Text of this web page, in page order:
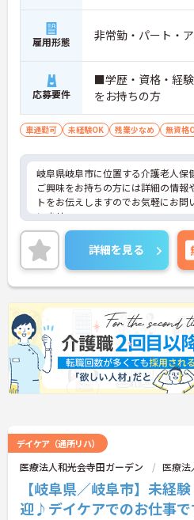
雇用形態 非常勤・パート・
応募要件
■学歴・資格・経
をお持ちの方
車通勤可 未経験OK 残業少なめ 無資格
岐阜県岐阜市に位置する介護老人保
ご興味をお持ちの方には詳細の情報
トをお伝えしますのでお気軽にお問
いませ。
詳細を見る
デイケア（通所リハ）
医療法人和光会寺田ガーデン 医療法
【岐阜県／岐阜市】未経
迎♪デイケアでのお仕事で